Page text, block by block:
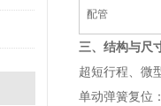
配管
三、结构与尺
超短行程、微
单动弹簧复位